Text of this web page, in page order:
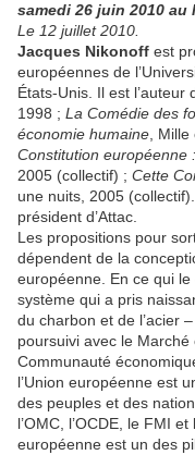
samedi 26 juin 2010 au
Le 12 juillet 2010.
Jacques Nikonoff est
européennes de
États-Unis. Il est l’auteur
1998 ; La Comédie des
économie humaine ,
Constitution européenne
2005 (collectif) ; Cette
une nuits, 2005
président d’Attac.
Les propositions pour
dépendent de la
européenne. En ce qui le
système qui a pris
du charbon et de l’acier
poursuivi avec le
Communauté
l’Union européenne est
des peuples et des
l’OMC, l’OCDE, le FMI
européenne est un des